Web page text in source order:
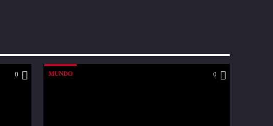
0 MUNDO 0